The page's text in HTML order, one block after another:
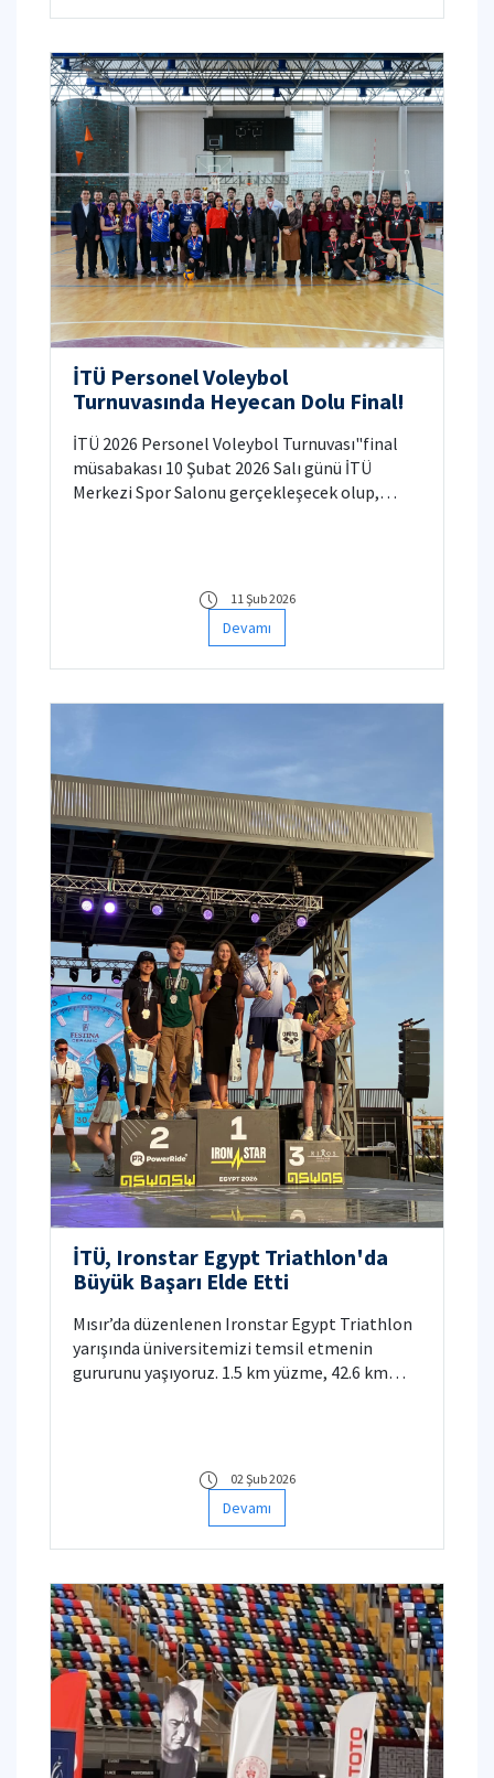
İTÜ Personel Voleybol
Turnuvasında Heyecan Dolu Final!
İTÜ 2026 Personel Voleybol Turnuvası"final
müsabakası 10 Şubat 2026 Salı günü İTÜ
Merkezi Spor Salonu gerçekleşecek olup,
11 Şub 2026
Devamı
İTÜ, Ironstar Egypt Triathlon'da
Büyük Başarı Elde Etti
Mısır’da düzenlenen Ironstar Egypt Triathlon
yarışında üniversitemizi temsil etmenin
gururunu yaşıyoruz. 1.5 km yüzme, 42.6 km
elde ettik. Bu süreçte desteğini esirgemeyen
üniversitemize ve spora verdikleri kıymetle
bizleri motive eden Rektörlüğümüze
02 Şub 2026
Devamı